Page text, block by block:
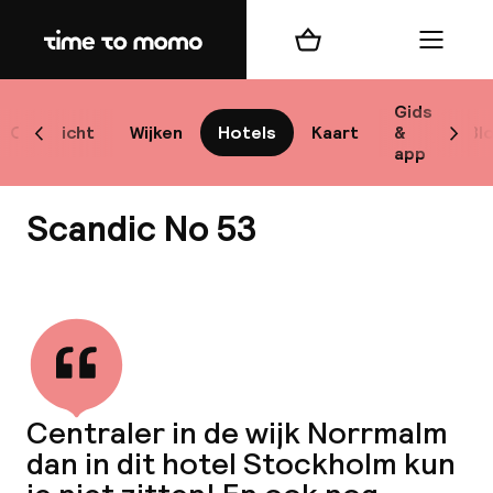
Home
Overzicht Wijken Hotels Kaart
Gids
&
app
Scroll naar links
Winkelmand Menu
Scandic No 53
Centraler in de wijk Norrmalm
dan in dit hotel Stockholm kun